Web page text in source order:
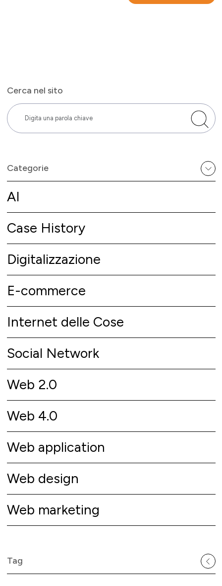
Cerca nel sito
Categorie
AI
Case History
Digitalizzazione
E-commerce
Internet delle Cose
Social Network
Web 2.0
Web 4.0
Web application
Web design
Web marketing
Tag